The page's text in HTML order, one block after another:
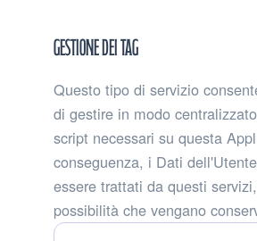
Gestione dei tag
Questo tipo di servizio
di gestire in modo
script necessari su questa
conseguenza, i Dati
essere trattati da questi
possibilità che vengano